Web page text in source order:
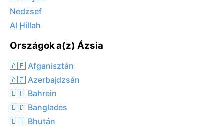
Nedzsef
Al Ḩillah
Országok a(z) Ázsia
🇦🇫 Afganisztán
🇦🇿 Azerbajdzsán
🇧🇭 Bahrein
🇧🇩 Banglades
🇧🇹 Bhután